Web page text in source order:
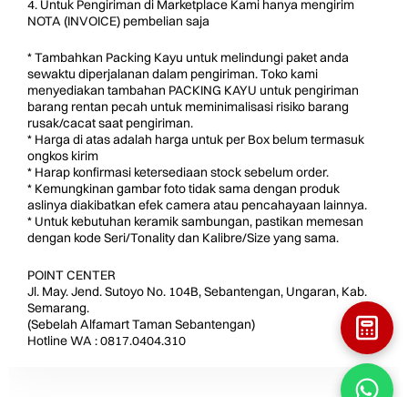
4. Untuk Pengiriman di Marketplace Kami hanya mengirim
NOTA (INVOICE) pembelian saja
* Tambahkan Packing Kayu untuk melindungi paket anda
sewaktu diperjalanan dalam pengiriman. Toko kami
menyediakan tambahan PACKING KAYU untuk pengiriman
barang rentan pecah untuk meminimalisasi risiko barang
rusak/cacat saat pengiriman.
* Harga di atas adalah harga untuk per Box belum termasuk
ongkos kirim
* Harap konfirmasi ketersediaan stock sebelum order.
* Kemungkinan gambar foto tidak sama dengan produk
aslinya diakibatkan efek camera atau pencahayaan lainnya.
* Untuk kebutuhan keramik sambungan, pastikan memesan
dengan kode Seri/Tonality dan Kalibre/Size yang sama.
POINT CENTER
Jl. May. Jend. Sutoyo No. 104B, Sebantengan, Ungaran, Kab.
Semarang.
(Sebelah Alfamart Taman Sebantengan)
Hotline WA : 0817.0404.310